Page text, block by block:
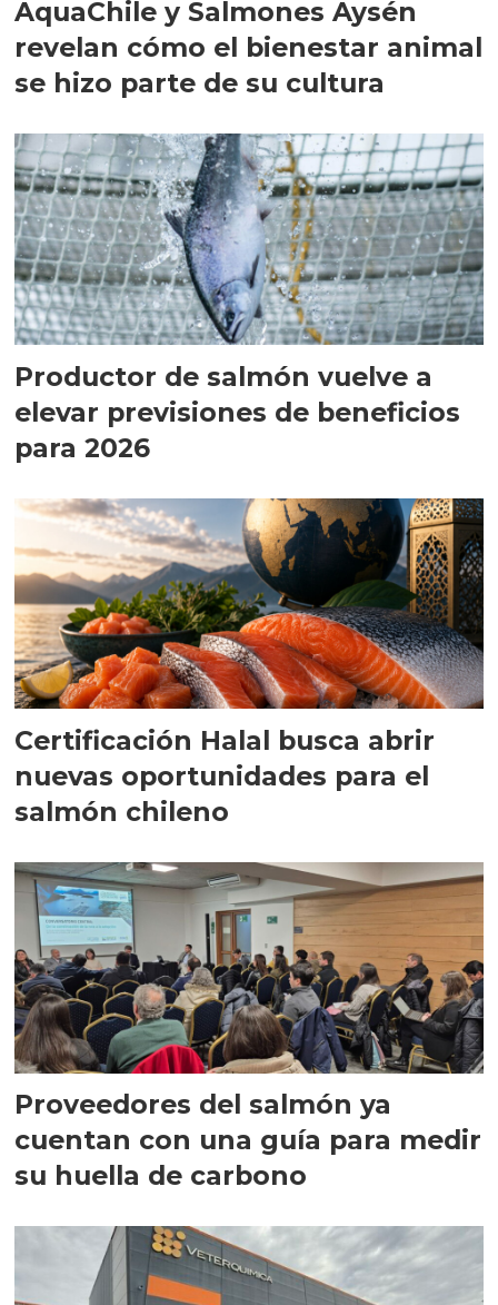
AquaChile y Salmones Aysén
revelan cómo el bienestar animal
se hizo parte de su cultura
Productor de salmón vuelve a
elevar previsiones de beneficios
para 2026
Certificación Halal busca abrir
nuevas oportunidades para el
salmón chileno
Proveedores del salmón ya
cuentan con una guía para medir
su huella de carbono